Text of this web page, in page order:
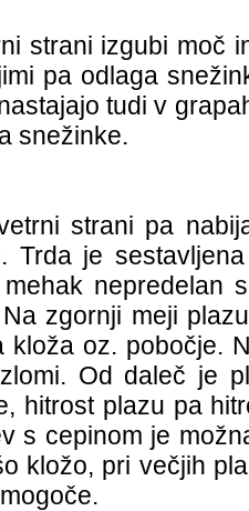
strani izgubi moč
pa odlaga
tudi v
snežinke.
strani pa
Trda je
nepredelan
zgornji meji
kloža oz. pobočje.
Od daleč je
hitrost plazu pa
s cepinom je
kložo, pri večjih